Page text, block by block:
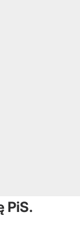
PiS.